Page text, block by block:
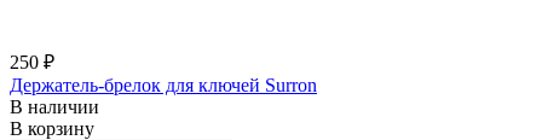
250 ₽
Держатель-брелок для ключей Surron
В наличии
В корзину